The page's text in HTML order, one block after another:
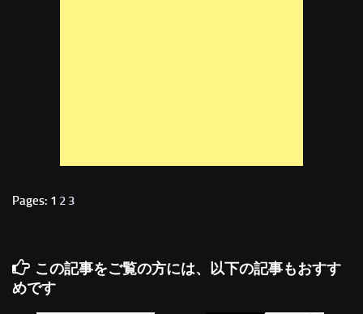
Pages: 1 2 3
この記事をご覧の方には、以下の記事もおすす
めです